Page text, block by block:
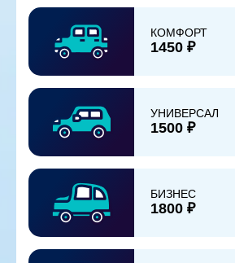
КОМФОРТ
1450 ₽
УНИВЕРСАЛ
1500 ₽
БИЗНЕС
1800 ₽